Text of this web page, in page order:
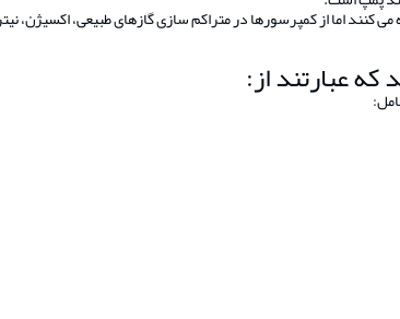
کنند اما از کمپرسورها در متراکم سازی گازهای طبیعی،
عبارتند از: